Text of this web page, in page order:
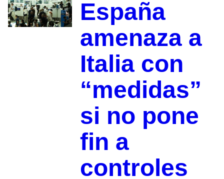
España
amenaza a
Italia con
“medidas”
si no pone
fin a
controles